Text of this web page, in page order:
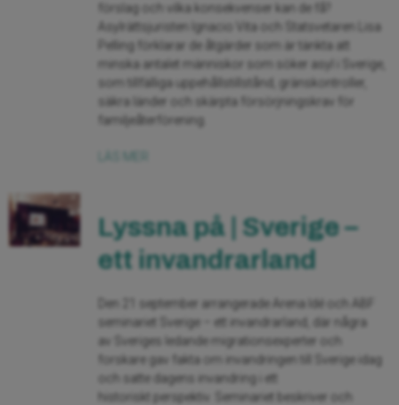
förslag och vilka konsekvenser kan de få?
Asylrättsjuristen Ignacio Vita och Statsvetaren Lisa
Pelling förklarar de åtgärder som är tänkta att
minska antalet människor som söker asyl i Sverige,
som tillfälliga uppehållstillstånd, gränskontroller,
säkra länder och skärpta försörjningskrav för
familjeåterförening.
Lyssna på | Sverige –
ett invandrarland
Den 21 september arrangerade Arena Idé och ABF
seminariet Sverige – ett invandrarland, där några
av Sveriges ledande migrationsexperter och
forskare gav fakta om invandringen till Sverige idag
och satte dagens invandring i ett
historiskt perspektiv. Seminariet beskriver och